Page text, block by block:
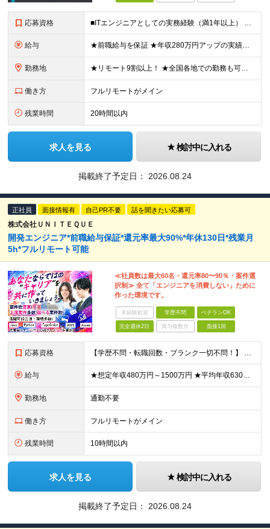
応募資格 ■ITエンジニアとしての実務経験（満1年以上） ■学歴不問 ★年収を上げたい ★フルリモートで働きたい ★上流工程に携わりたい ★自社サービスをつくってみたい など これまでの経験を活かして環境を変
給与 ★前職給与を保証 ★年収280万円アップの実績あり ★想定年収：489万6,000円～979万2,000円 ※案件単価により上振れあり ■月給40万8,000円～81万6,000円 ※経験・能力に合
勤務地 ★リモート9割以上！ ★全国各地での勤務も可！地方在住の方も大歓迎です◎ ■各プロジェクト先にて勤務 ※プロジェクトは本人の希望を考慮し相談の上で決定 ※転居を伴う転勤なし 【本社】 東京都品川区
働き方 フルリモートがメイン
残業時間 20時間以内
求人を見る 検討中に入れる
掲載終了予定日： 2026.08.24
正社員 面接情報有 自己PR不要 話を聞きたい応募可
株式会社ＵＮＩＴＥＱＵＥ
開発エンジニア*前職給与保証*還元率最大90%*年休130日*残業月
5h*フルリモート可能
≪社員数は最大60名・還元率80〜90％・案件選
択制≫ 全て「エンジニアを消費しない」ために
作った環境です。
未経験歓迎 学歴不問 ベテランOK
完全週休2日 賞与複数月 面接1回
応募資格 【学歴不問・転職回数・ブランク一切不問！】 ●ITエンジニアとしての実務経験をお持ちの方（言語、年数不問） ★「今の会社ではキャリアが描けない」「もっと評価されたい」という方にピッタリの環境 ★運用
給与 ★想定年収480万円～1500万円 ★平均年収630万円 ★還元率は業界最高水準の80％以上 ★全員が年収UPの実績あり ◆月給38万円～110万円＋各種手当 ※スキル・経験・能力を考慮して決定しま
勤務地 通勤不要
働き方 フルリモートがメイン
残業時間 10時間以内
求人を見る 検討中に入れる
掲載終了予定日： 2026.08.24